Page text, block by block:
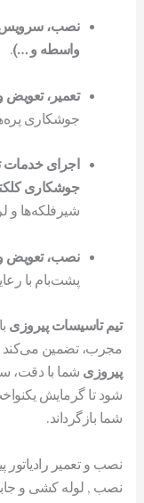
نصب، سرویس
واسطه و …).
تعمیر،
جوشکاری
اجرای
جوشکاری
شیرفلکه‌ها و
نصب، تعویض و
پشت‌بام با
تیم تاسیسات پیروزی
مجرب، تضمین می‌کند
پیروزی شما با دقت،
شود تا گرمایش
شما بازگرداند.
نصب و تعمیر رادیاتور
نصب , لوله کشی و